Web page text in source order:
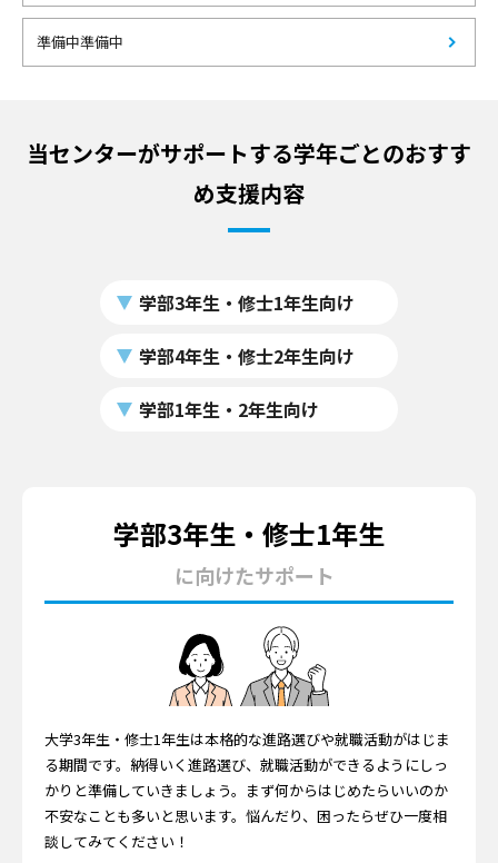
準備中準備中
当センターがサポートする学年ごとのおすす
め支援内容
学部3年生・修士1年生向け
学部4年生・修士2年生向け
学部1年生・2年生向け
学部3年生・修士1年生
に向けたサポート
大学3年生・修士1年生は本格的な進路選びや就職活動がはじま
る期間です。納得いく進路選び、就職活動ができるようにしっ
かりと準備していきましょう。まず何からはじめたらいいのか
不安なことも多いと思います。悩んだり、困ったらぜひ一度相
談してみてください！